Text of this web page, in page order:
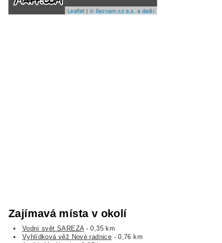
Leaflet | © Seznam.cz a.s. a další
Zajímavá místa v okolí
Vodní svět SAREZA- 0,35 km
Vyhlídková věž Nové radnice - 0,76 km